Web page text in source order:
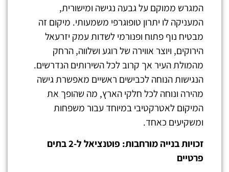
המגרש ממוקם על גבעה נגישה ומישורית,
המעניקה לו יתרון טופוגרפי משמעותי. מיקום זה
מבטיח נוף פתוח ופנורמי לשדות עמק יזרעאל
הירוקים, ויוצר אווירה של רוגע ושלווה, הרחק
מהמולת העיר אך קרוב לכל השירותים הנדרשים.
הנגישות הנוחה לכבישים ראשיים מאפשרת גישה
מהירה ונוחה לכל חלקי הארץ, מה שהופך את
המיקום לאטרקטיבי במיוחד עבור משפחות
ומשקיעים כאחד.
זכויות בנייה מורחבות: פוטנציאל ל-2 בתים
פרטיים